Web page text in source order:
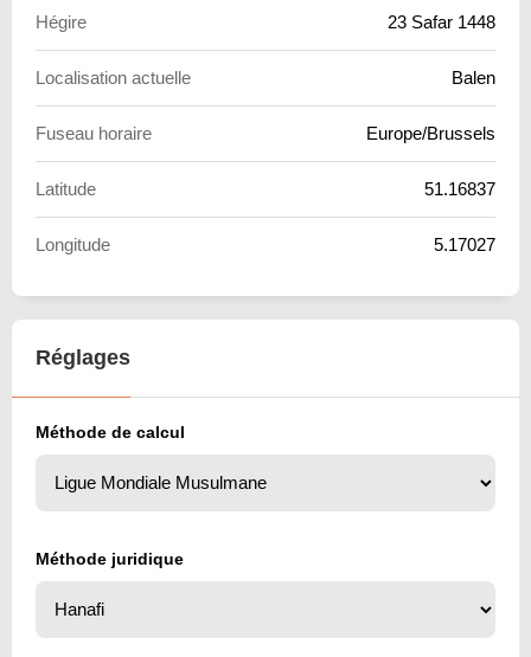
Hégire 23 Safar 1448
Localisation actuelle Balen
Fuseau horaire Europe/Brussels
Latitude 51.16837
Longitude 5.17027
Réglages
Méthode de calcul
Méthode juridique